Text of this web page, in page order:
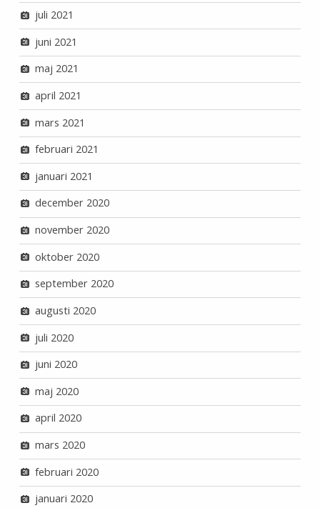
juli 2021
juni 2021
maj 2021
april 2021
mars 2021
februari 2021
januari 2021
december 2020
november 2020
oktober 2020
september 2020
augusti 2020
juli 2020
juni 2020
maj 2020
april 2020
mars 2020
februari 2020
januari 2020